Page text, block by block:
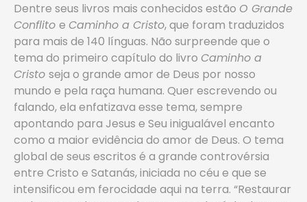
Dentre seus livros mais conhecidos estão O Grande
Conflito e Caminho a Cristo, que foram traduzidos
para mais de 140 línguas. Não surpreende que o
tema do primeiro capítulo do livro Caminho a
Cristo seja o grande amor de Deus por nosso
mundo e pela raça humana. Quer escrevendo ou
falando, ela enfatizava esse tema, sempre
apontando para Jesus e Seu inigualável encanto
como a maior evidência do amor de Deus. O tema
global de seus escritos é a grande controvérsia
entre Cristo e Satanás, iniciada no céu e que se
intensificou em ferocidade aqui na terra. “Restaurar